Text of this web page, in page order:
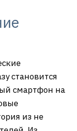
становится
смартфон на
из не